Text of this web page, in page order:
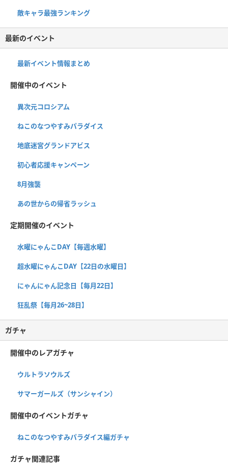
敵キャラ最強ランキング
最新のイベント
最新イベント情報まとめ
開催中のイベント
異次元コロシアム
ねこのなつやすみパラダイス
地底迷宮グランドアビス
初心者応援キャンペーン
8月強襲
あの世からの帰省ラッシュ
定期開催のイベント
水曜にゃんこDAY【毎週水曜】
超水曜にゃんこDAY【22日の水曜日】
にゃんにゃん記念日【毎月22日】
狂乱祭【毎月26~28日】
ガチャ
開催中のレアガチャ
ウルトラソウルズ
サマーガールズ（サンシャイン）
開催中のイベントガチャ
ねこのなつやすみパラダイス編ガチャ
ガチャ関連記事